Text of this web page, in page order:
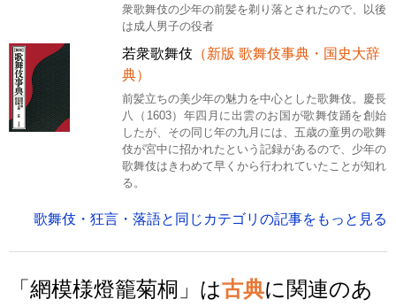
衆歌舞伎の少年の前髪を剃り落とされたので、以後
は成人男子の役者
若衆歌舞伎 （新版 歌舞伎事典・国史大辞
典）
前髪立ちの美少年の魅力を中心とした歌舞伎。慶長
八（1603）年四月に出雲のお国が歌舞伎踊を創始
したが、その同じ年の九月には、五歳の童男の歌舞
伎が宮中に招かれたという記録があるので、少年の
歌舞伎はきわめて早くから行われていたことが知れ
る。
歌舞伎・狂言・落語と同じカテゴリの記事をもっと見る
「網模様燈籠菊桐」は古典に関連のあ